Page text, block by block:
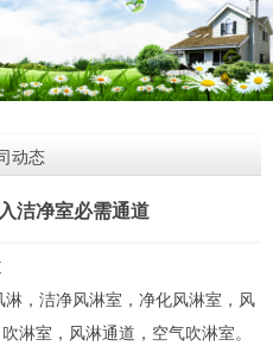
动态
洁净室必需通道
淋，洁净风淋室，净化风淋室，风
淋室， 风淋通道 ，空气吹淋室。